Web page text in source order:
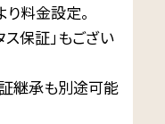
料金設定。
保証」もござい
継承も別途可能